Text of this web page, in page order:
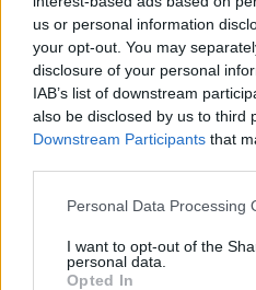
us or personal information
your opt-out. You may
disclosure of your personal
IAB’s list of downstream
also be disclosed by us to third
Downstream Participants that
Personal Data Processing
I want to opt-out of the
personal data.
Opted In